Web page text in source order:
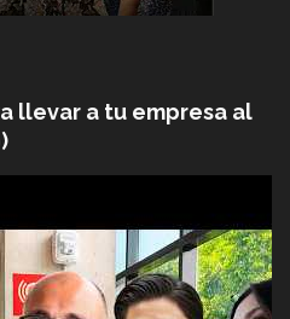
llevar a tu empresa al